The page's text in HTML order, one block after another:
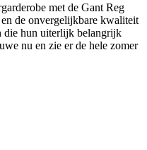
met de Gant Reg
de onvergelijkbare kwaliteit
die hun uiterlijk belangrijk
nu en zie er de hele zomer